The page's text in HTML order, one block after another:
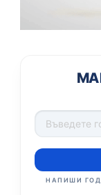
НАПИШИ